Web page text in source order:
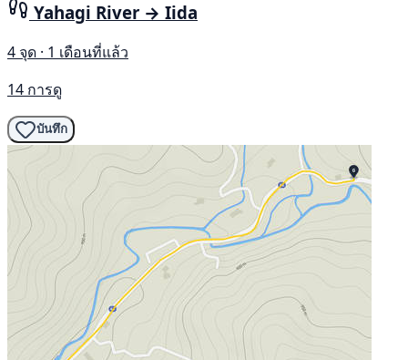
Yahagi River → Iida
4 จุด · 1 เดือนที่แล้ว
14 การดู
บันทึก